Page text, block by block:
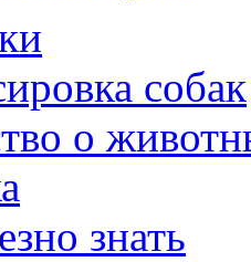
собак
о
знать